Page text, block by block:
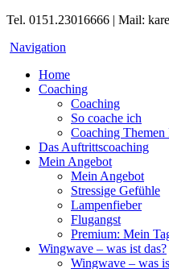
Tel. 0151.23016666 | Mail:
Navigation
Home
Coaching
Coaching
So coache ich
Coaching Themen
Das Auftrittscoaching
Mein Angebot
Mein Angebot
Stressige Gefühle
Lampenfieber
Flugangst
Premium: Mein
Wingwave – was ist das?
Wingwave – was